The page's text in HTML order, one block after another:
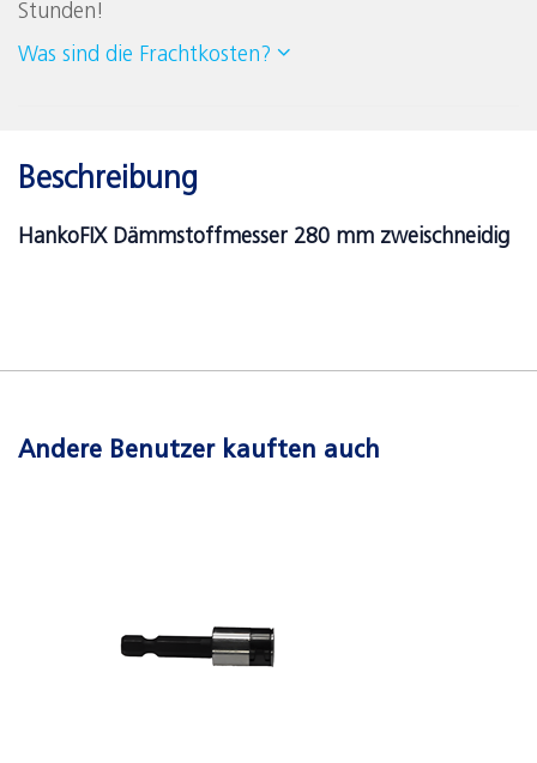
Stunden!
Was sind die Frachtkosten?
Beschreibung
HankoFIX Dämmstoffmesser 280 mm zweischneidig
Andere Benutzer kauften auch